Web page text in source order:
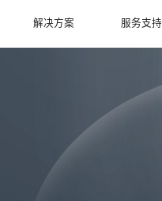
解决方案 服务支持